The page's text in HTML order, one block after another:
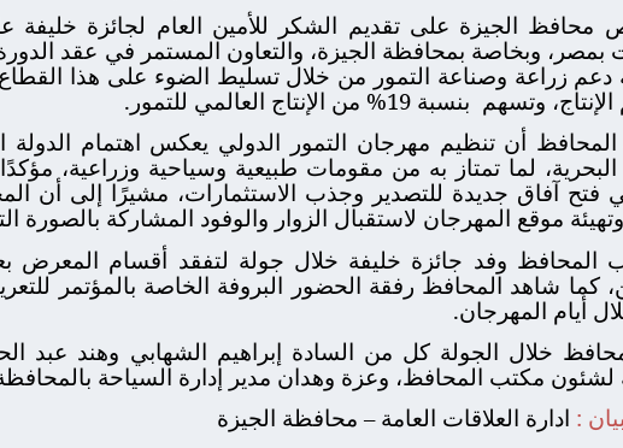
محافظ الجيزة على تقديم الشكر للأمين العام لجائزة
بمصر، وبخاصة بمحافظة الجيزة، والتعاون المستمر في عقد الدورة
زراعة وصناعة التمور من خلال تسليط الضوء على هذا القطاع
وتسهم بنسبة 19% من الإنتاج العالمي للتمور.
أن تنظيم مهرجان التمور الدولي يعكس اهتمام الدولة
لما تمتاز به من مقومات طبيعية وسياحية وزراعية،
فتح آفاق جديدة للتصدير وجذب الاستثمارات، مشيرًا إلى أن
موقع المهرجان لاستقبال الزوار والوفود المشاركة بالصورة
وفد جائزة خليفة خلال جولة لتفقد أقسام المعرض بعد
كما شاهد المحافظ رفقة الحضور البروفة الخاصة بالمؤتمر
أيام المهرجان.
خلال الجولة كل من السادة إبراهيم الشهابي وهند عبد
لشئون مكتب المحافظ، وعزة وهدان مدير إدارة السياحة
: ادارة العلاقات العامة – محافظة الجيزة